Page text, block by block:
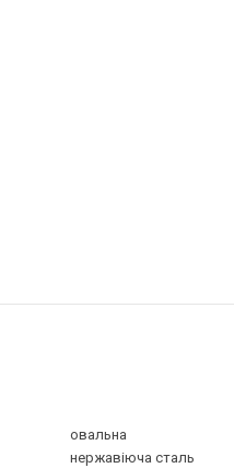
овальна
нержавіюча сталь